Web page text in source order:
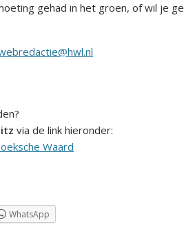
gehad in het groen, of wil je
via de link hieronder:
Waard
WhatsApp